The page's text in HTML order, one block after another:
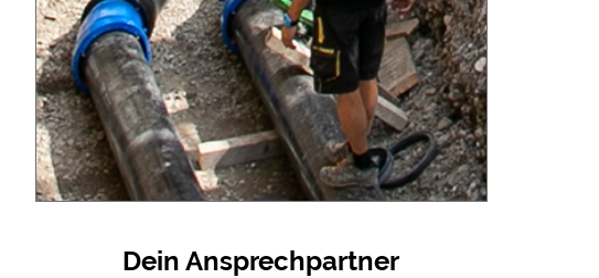
Dein Ansprechpartner